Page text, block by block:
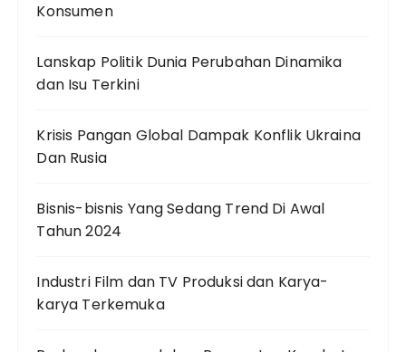
Konsumen
Lanskap Politik Dunia Perubahan Dinamika
dan Isu Terkini
Krisis Pangan Global Dampak Konflik Ukraina
Dan Rusia
Bisnis-bisnis Yang Sedang Trend Di Awal
Tahun 2024
Industri Film dan TV Produksi dan Karya-
karya Terkemuka